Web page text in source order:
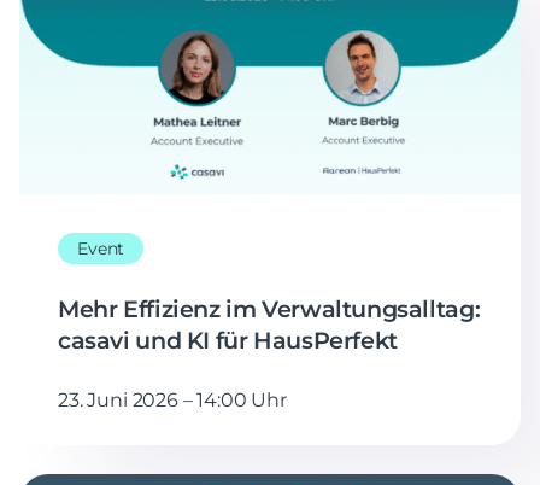
Event
Mehr Effizienz im Verwaltungsalltag:
casavi und KI für HausPerfekt
23. Juni 2026 – 14:00 Uhr